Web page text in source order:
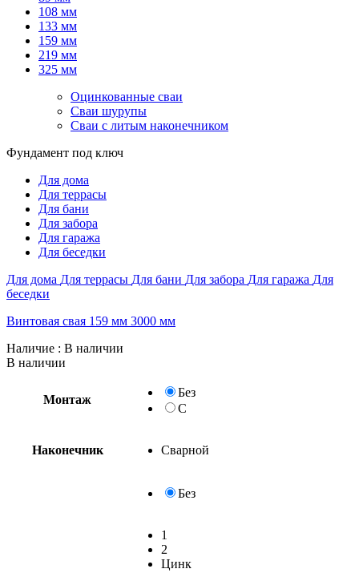
108 мм
133 мм
159 мм
219 мм
325 мм
Оцинкованные сваи
Сваи шурупы
Сваи с литым наконечником
Фундамент под ключ
Для дома
Для террасы
Для бани
Для забора
Для гаража
Для беседки
Для дома Для террасы Для бани Для забора Для гаража Для
беседки
Винтовая свая 159 мм 3000 мм
Наличие : В наличии
В наличии
Монтаж
Без
С
Наконечник Сварной
Без
1
2
Цинк